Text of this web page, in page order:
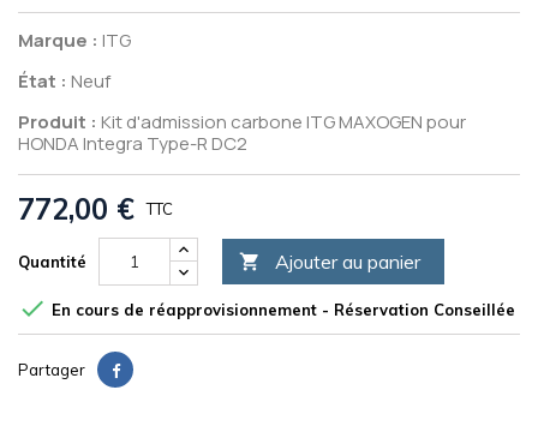
Marque : ITG
État : Neuf
Produit : Kit d'admission carbone ITG MAXOGEN pour
HONDA Integra Type-R DC2
772,00 € TTC
Quantité  Ajouter au panier
 En cours de réapprovisionnement - Réservation Conseillée
Partager